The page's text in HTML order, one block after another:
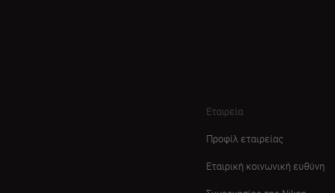
Εταιρεία
Προφίλ εταιρείας
Εταιρική κοινωνική ευθύνη